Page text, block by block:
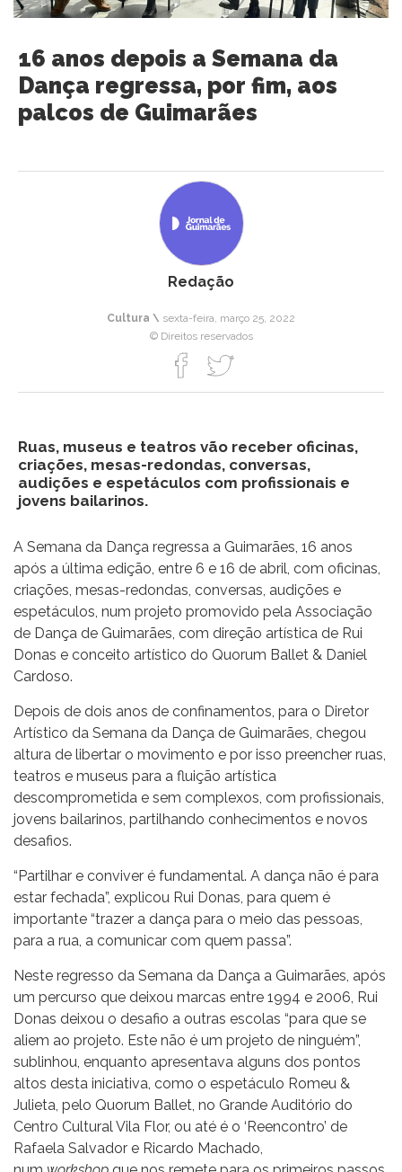
16 anos depois a Semana da
Dança regressa, por fim, aos
palcos de Guimarães
Redação
Cultura \ sexta-feira, março 25, 2022
© Direitos reservados
Ruas, museus e teatros vão receber oficinas,
criações, mesas-redondas, conversas,
audições e espetáculos com profissionais e
jovens bailarinos.
A Semana da Dança regressa a Guimarães, 16 anos
após a última edição, entre 6 e 16 de abril, com oficinas,
criações, mesas-redondas, conversas, audições e
espetáculos, num projeto promovido pela Associação
de Dança de Guimarães, com direção artística de Rui
Donas e conceito artístico do Quorum Ballet & Daniel
Cardoso.
Depois de dois anos de confinamentos, para o Diretor
Artístico da Semana da Dança de Guimarães, chegou
altura de libertar o movimento e por isso preencher ruas,
teatros e museus para a fluição artística
descomprometida e sem complexos, com profissionais,
jovens bailarinos, partilhando conhecimentos e novos
desafios.
“Partilhar e conviver é fundamental. A dança não é para
estar fechada”, explicou Rui Donas, para quem é
importante “trazer a dança para o meio das pessoas,
para a rua, a comunicar com quem passa”.
Neste regresso da Semana da Dança a Guimarães, após
um percurso que deixou marcas entre 1994 e 2006, Rui
Donas deixou o desafio a outras escolas “para que se
aliem ao projeto. Este não é um projeto de ninguém”,
sublinhou, enquanto apresentava alguns dos pontos
altos desta iniciativa, como o espetáculo Romeu &
Julieta, pelo Quorum Ballet, no Grande Auditório do
Centro Cultural Vila Flor, ou até é o ‘Reencontro’ de
Rafaela Salvador e Ricardo Machado,